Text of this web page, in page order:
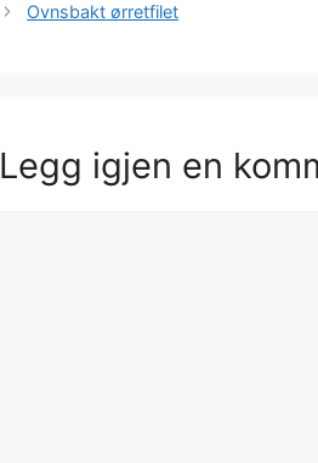
Ovnsbakt ørretfilet
Legg igjen en